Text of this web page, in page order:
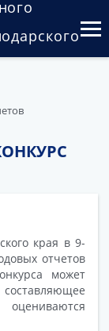
обсуждения
края в 9-
отчетов
может